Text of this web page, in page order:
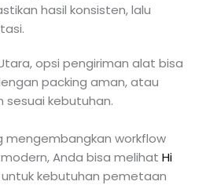
hasil konsisten, lalu
opsi pengiriman alat bisa
packing aman, atau
sesuai kebutuhan.
mengembangkan workflow
Anda bisa melihatHi
untuk kebutuhan pemetaan